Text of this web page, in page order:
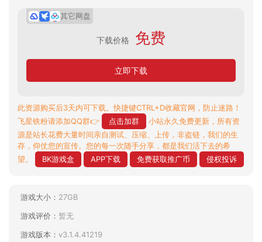
其它网盘
下载价格 免费
立即下载
此资源购买后3天内可下载。快捷键CTRL+D收藏官网，防止迷路！
飞星铁粉请添加QQ群👉
点击加群
小站永久免费更新，所有资
源是站长花费大量时间亲自测试、压缩、上传，非盗链，我们的生
存，仰仗您的宣传。您的每一次随手分享，都是我们活下去的希
望。
BK游戏盒 APP下载 免费获取推广币 侵权投诉
游戏大小： 27GB
游戏评价： 暂无
游戏版本： v3.1.4.41219